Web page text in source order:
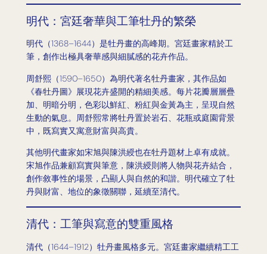
明代：宮廷奢華與工筆牡丹的繁榮
明代（1368–1644）是牡丹畫的高峰期。宮廷畫家精於工
筆，創作出極具奢華感與細膩感的花卉作品。
周舒熙（1590–1650）為明代著名牡丹畫家，其作品如
《春牡丹圖》展現花卉盛開的精細美感。每片花瓣層層疊
加、明暗分明，色彩以鮮紅、粉紅與金黃為主，呈現自然
生動的氣息。周舒熙常將牡丹置於岩石、花瓶或庭園背景
中，既寫實又寓意財富與高貴。
其他明代畫家如宋旭與陳洪綬也在牡丹題材上卓有成就。
宋旭作品兼顧寫實與筆意，陳洪綬則將人物與花卉結合，
創作敘事性的場景，凸顯人與自然的和諧。明代確立了牡
丹與財富、地位的象徵關聯，延續至清代。
清代：工筆與寫意的雙重風格
清代（1644–1912）牡丹畫風格多元。宮廷畫家繼續精工工